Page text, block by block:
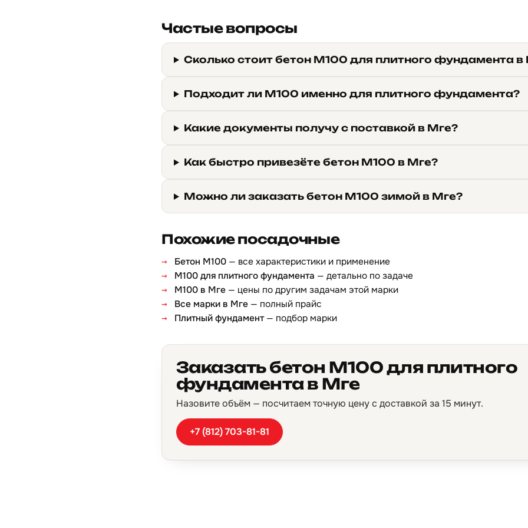
Частые вопросы
Сколько стоит бетон М100 для плитного фундамента в
Подходит ли М100 именно для плитного фундамента?
Какие документы получу с поставкой в Мге?
Как быстро привезёте бетон М100 в Мге?
Можно ли заказать бетон М100 зимой в Мге?
Похожие посадочные
Бетон М100 — все характеристики и применение
М100 для плитного фундамента — детально по задаче
М100 в Мге — цены по другим задачам этой марки
Все марки в Мге — полный прайс
Плитный фундамент— подбор марки
Заказать бетон М100 для плитного
фундамента в Мге
Назовите объём — посчитаем точную цену с доставкой за 15 минут.
+7 (812) 703-81-81